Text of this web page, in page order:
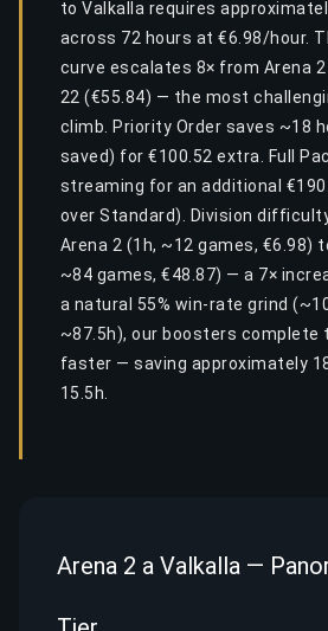
to Valkalla requires
across 72 hours at €6.98/hour.
curve escalates 8× from Arena
22 (€55.84) — the most
climb. Priority Order saves ~18
saved) for €100.52 extra. Full
streaming for an additional
over Standard). Division
Arena 2 (1h, ~12 games, €6.98)
~84 games, €48.87) — a 7×
a natural 55% win-rate grind
~87.5h), our boosters complete
faster — saving approximately
15.5h.
Arena 2 a Valkalla —